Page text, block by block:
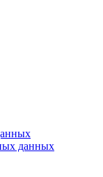
данных